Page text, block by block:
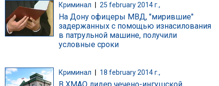
Криминал 25 february 2014 г.,
На Дону офицеры МВД, "мирившие"
задержанных с помощью изнасилования
в патрульной машине, получили
условные сроки
Криминал | 18 february 2014 г.,
В ХМАО лидер чечено-ингушской